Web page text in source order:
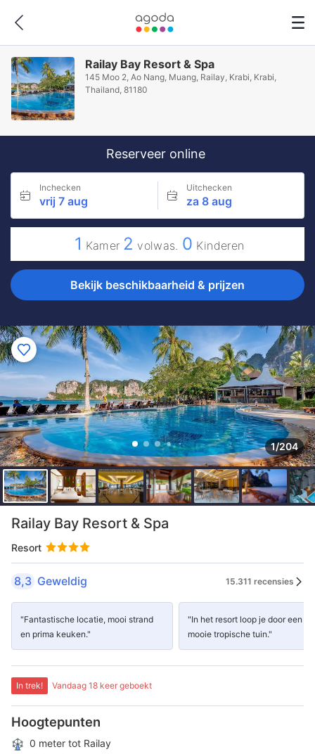
Railay Bay Resort & Spa
145 Moo 2, Ao Nang, Muang, Railay, Krabi, Krabi,
Thailand, 81180
Reserveer online
Inchecken
vrij 7 aug
Uitchecken
za 8 aug
1 Kamer 2 volwas. 0 Kinderen
Bekijk beschikbaarheid & prijzen
1/204
Railay Bay Resort & Spa
Resort
8,3 Geweldig 15.311 recensies
"Fantastische locatie, mooi strand
en prima keuken."
"In het resort loop je door een
mooie tropische tuin."
In trek! Vandaag 18 keer geboekt
Hoogtepunten
0 meter tot Railay